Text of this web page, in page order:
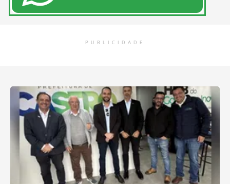
PUBLICIDADE